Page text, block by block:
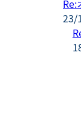
Re:
23/